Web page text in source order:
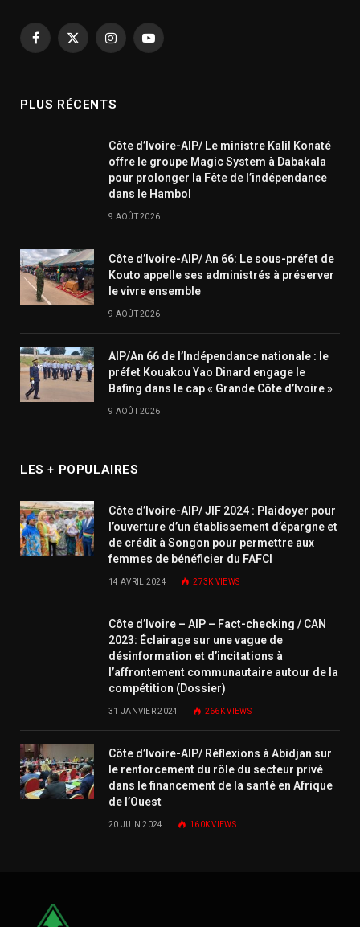
Facebook
X
InstagramYouTube
PLUS RÉCENTS
Côte d’Ivoire-AIP/ Le ministre Kalil Konaté
offre le groupe Magic System à Dabakala
pour prolonger la Fête de l’indépendance
dans le Hambol
9 AOÛT 2026
Côte d’Ivoire-AIP/ An 66: Le sous-préfet de
Kouto appelle ses administrés à préserver
le vivre ensemble
9 AOÛT 2026
AIP/An 66 de l’Indépendance nationale : le
préfet Kouakou Yao Dinard engage le
Bafing dans le cap « Grande Côte d’Ivoire »
9 AOÛT 2026
LES + POPULAIRES
Côte d’Ivoire-AIP/ JIF 2024 : Plaidoyer pour
l’ouverture d’un établissement d’épargne et
de crédit à Songon pour permettre aux
femmes de bénéficier du FAFCI
14 AVRIL 2024 273K VIEWS
Côte d’Ivoire – AIP – Fact-checking / CAN
2023: Éclairage sur une vague de
désinformation et d’incitations à
l’affrontement communautaire autour de la
compétition (Dossier)
31 JANVIER 2024 266KVIEWS
Côte d’Ivoire-AIP/ Réflexions à Abidjan sur
le renforcement du rôle du secteur privé
dans le financement de la santé en Afrique
de l’Ouest
20 JUIN 2024 160KVIEWS